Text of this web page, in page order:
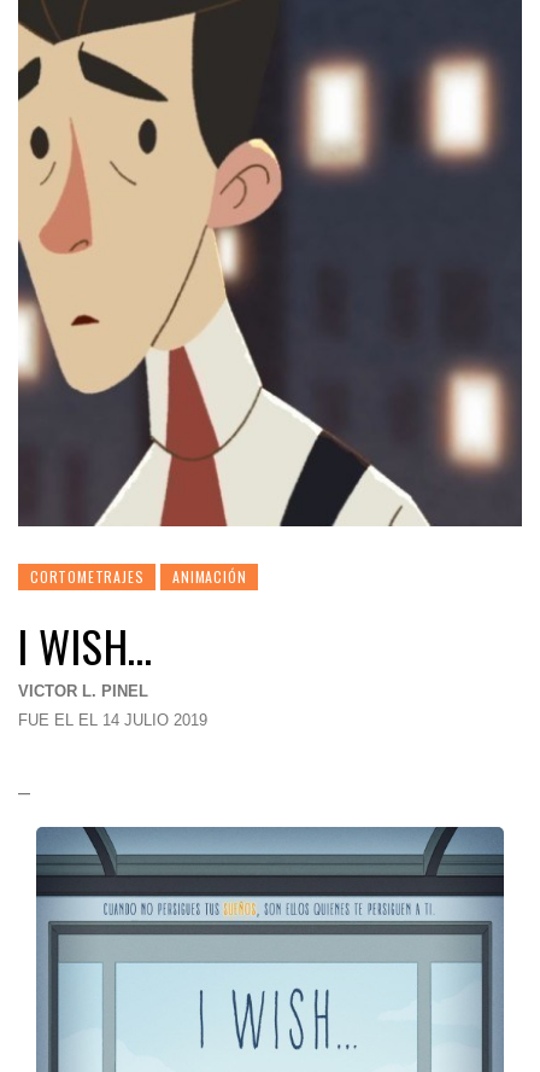
CORTOMETRAJES ANIMACIÓN
I WISH…
VICTOR L. PINEL
FUE EL EL 14 JULIO 2019
–